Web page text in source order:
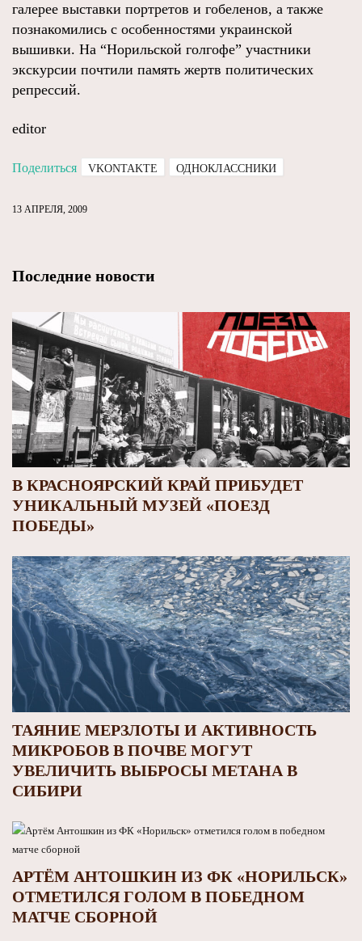
галерее выставки портретов и гобеленов, а также
познакомились с особенностями украинской
вышивки. На “Норильской голгофе” участники
экскурсии почтили память жертв политических
репрессий.
editor
Поделиться VKONTAKTE ОДНОКЛАССНИКИ
13 АПРЕЛЯ, 2009
Последние новости
В КРАСНОЯРСКИЙ КРАЙ ПРИБУДЕТ
УНИКАЛЬНЫЙ МУЗЕЙ «ПОЕЗД
ПОБЕДЫ»
ТАЯНИЕ МЕРЗЛОТЫ И АКТИВНОСТЬ
МИКРОБОВ В ПОЧВЕ МОГУТ
УВЕЛИЧИТЬ ВЫБРОСЫ МЕТАНА В
СИБИРИ
АРТЁМ АНТОШКИН ИЗ ФК «НОРИЛЬСК»
ОТМЕТИЛСЯ ГОЛОМ В ПОБЕДНОМ
МАТЧЕ СБОРНОЙ